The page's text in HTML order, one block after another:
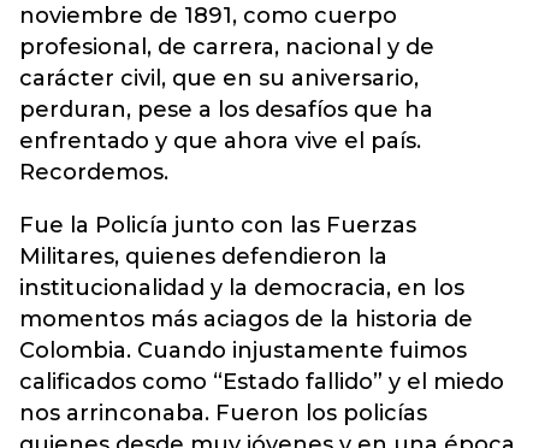
noviembre de 1891, como cuerpo
profesional, de carrera, nacional y de
carácter civil, que en su aniversario,
perduran, pese a los desafíos que ha
enfrentado y que ahora vive el país.
Recordemos.
Fue la Policía junto con las Fuerzas
Militares, quienes defendieron la
institucionalidad y la democracia, en los
momentos más aciagos de la historia de
Colombia. Cuando injustamente fuimos
calificados como “Estado fallido” y el miedo
nos arrinconaba. Fueron los policías